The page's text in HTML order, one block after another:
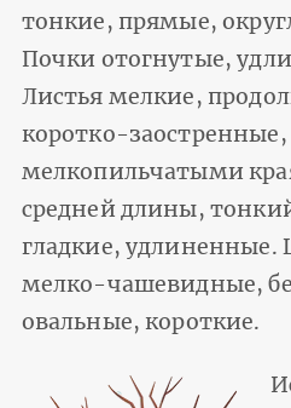
тонкие, прямые,
Почки отогнутые,
Листья мелкие,
коротко-заостренные,
мелкопильчатыми
средней длины,
гладкие, удлиненные.
мелко-чашевидные,
овальные, короткие.